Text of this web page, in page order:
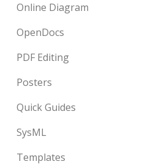
Online Diagram
OpenDocs
PDF Editing
Posters
Quick Guides
SysML
Templates